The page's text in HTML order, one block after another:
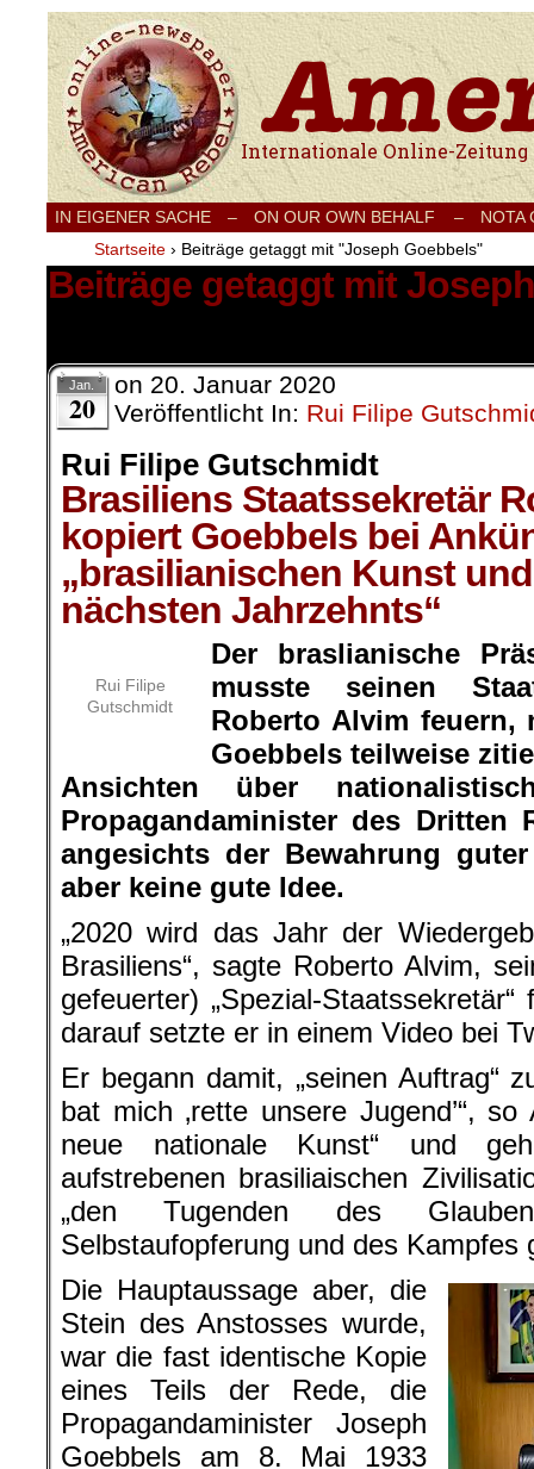
Internationale Onlinezeitung für Frieden,
IN EIGENER SACHE – ON OUR OWN BEHALF –
NOTA
Startseite › Beiträge getaggt mit "Joseph Goebbels"
Beiträge getaggt mit
Jan.
20
on 20. Januar 2020
Veröffentlicht In: Rui Filipe
Rui Filipe Gutschmidt
Brasiliens Staatssekretär
kopiert Goebbels bei
„brasilianischen Kunst
nächsten Jahrzehnts“
Rui Filipe
Gutschmidt
Der braslianische
musste seinen
Roberto Alvim feuern,
Goebbels teilweise
Ansichten über
Propagandaminister des Dritten
angesichts der Bewahrung
aber keine gute Idee.
„2020 wird das Jahr der
Brasiliens“, sagte Roberto Alvim,
gefeuerter) „Spezial-
darauf setzte er in einem Video bei
Er begann damit, „seinen Auftrag“
bat mich ‚rette unsere Jugend’“,
neue nationale Kunst“ und
aufstrebenen brasiliaischen
„den Tugenden des
Selbstaufopferung und des Kampfes
Die Hauptaussage aber, die
Stein des Anstosses wurde,
war die fast identische Kopie
eines Teils der Rede, die
Propagandaminister Joseph
Goebbels am 8. Mai 1933